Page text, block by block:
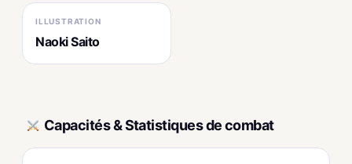
ILLUSTRATION
Naoki Saito
Capacités & Statistiques de combat